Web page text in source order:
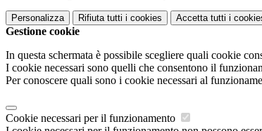
Personalizza Rifiuta tutti i cookies Accetta tutti i
Gestione cookie
In questa schermata è possibile scegliere quali cookie
I cookie necessari sono quelli che consentono il
Per conoscere quali sono i cookie necessari al
Cookie necessari per il funzionamento